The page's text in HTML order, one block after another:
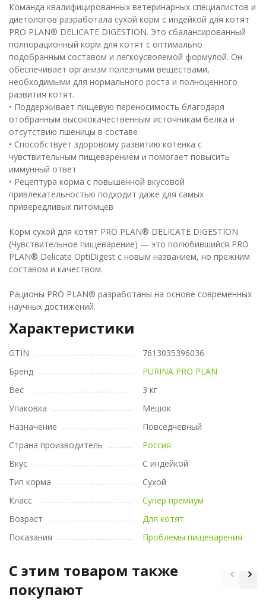
Команда квалифицированных ветеринарных специалистов и
диетологов разработала сухой корм с индейкой для котят
PRO PLAN® DELICATE DIGESTION. Это сбалансированный
полнорационный корм для котят с оптимально
подобранным составом и легкоусвояемой формулой. Он
обеспечивает организм полезными веществами,
необходимыми для нормального роста и полноценного
развития котят.
• Поддерживает пищевую переносимость благодаря
отобранным высококачественным источникам белка и
отсутствию пшеницы в составе
• Способствует здоровому развитию котенка с
чувствительным пищеварением и помогает повысить
иммунный ответ
• Рецептура корма с повышенной вкусовой
привлекательностью подходит даже для самых
привередливых питомцев
Корм сухой для котят PRO PLAN® DELICATE DIGESTION
(Чувствительное пищеварение) — это полюбившийся PRO
PLAN® Delicate OptiDigest с новым названием, но прежним
составом и качеством.
Рационы PRO PLAN® разработаны на основе современных
научных достижений.
Характеристики
GTIN
7613035396036
Бренд
PURINA PRO PLAN
Вес
3 кг
Упаковка
Мешок
Назначение
Повседневный
Страна производитель
Россия
Вкус
С индейкой
Тип корма
Сухой
Класс
Супер премиум
Возраст
Для котят
Показания
Проблемы пищеварения
C этим товаром также
покупают